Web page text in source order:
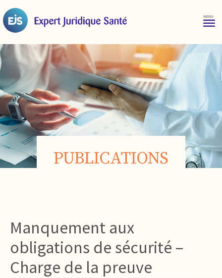
PUBLICATIONS
Manquement aux
obligations de sécurité –
Charge de la preuve